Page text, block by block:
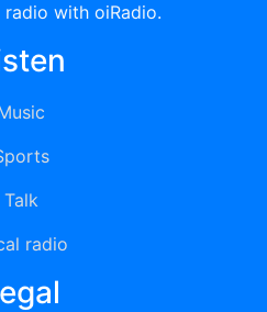
with oiRadio.
Talk
radio